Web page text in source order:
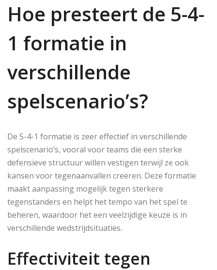
Hoe presteert de 5-4-
1 formatie in
verschillende
spelscenario’s?
De 5-4-1 formatie is zeer effectief in verschillende
spelscenario’s, vooral voor teams die een sterke
defensieve structuur willen vestigen terwijl ze ook
kansen voor tegenaanvallen creëren. Deze formatie
maakt aanpassing mogelijk tegen sterkere
tegenstanders en helpt het tempo van het spel te
beheren, waardoor het een veelzijdige keuze is in
verschillende wedstrijdsituaties.
Effectiviteit tegen